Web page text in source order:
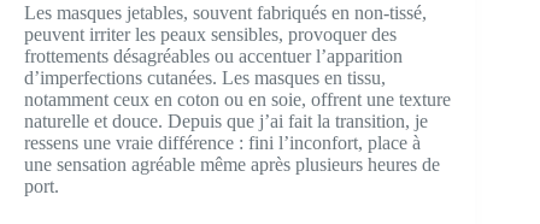
Les masques jetables, souvent fabriqués en non-tissé,
peuvent irriter les peaux sensibles, provoquer des
frottements désagréables ou accentuer l’apparition
d’imperfections cutanées. Les masques en tissu,
notamment ceux en coton ou en soie, offrent une texture
naturelle et douce. Depuis que j’ai fait la transition, je
ressens une vraie différence : fini l’inconfort, place à
une sensation agréable même après plusieurs heures de
port.